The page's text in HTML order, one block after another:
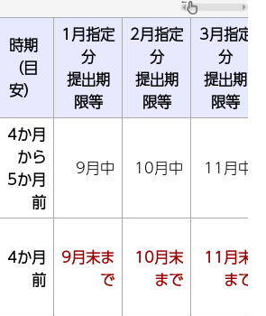
時期
（目
安）
1月指定
分
提出期
限等
2月指定
分
提出期
限等
3月指定
分
提出期
限等
4か月
から
5か月
前
9月中 10月中 11月中
4か月
前
9月末ま
で
10月末
まで
11月末
まで